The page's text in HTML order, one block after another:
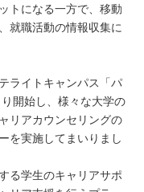
トになる一方で、移動
就職活動の情報収集に
ライトキャンパス「パ
開始し、様々な大学の
リアカウンセリングの
を実施してまいりまし
る学生のキャリアサポ